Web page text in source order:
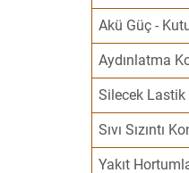
Akü Güç -
Aydınlatma
Silecek Lastik
Sıvı Sızıntı
Yakıt